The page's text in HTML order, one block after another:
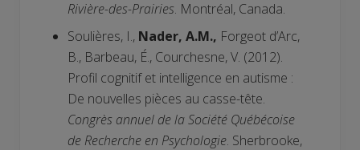
Rivière-des-Prairies. Montréal, Canada.
Soulières, I., Nader, A.M., Forgeot d’Arc,
B., Barbeau, É., Courchesne, V. (2012).
Profil cognitif et intelligence en autisme :
De nouvelles pièces au casse-tête.
Congrès annuel de la Société Québécoise
de Recherche en Psychologie. Sherbrooke,